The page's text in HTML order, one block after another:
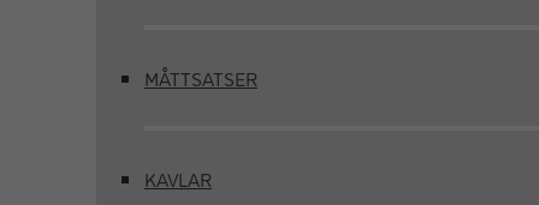
MÅTTSATSER
KAVLAR